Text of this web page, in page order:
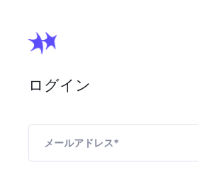
ログイン
メールアドレス*